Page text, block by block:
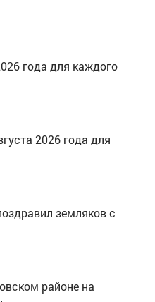
года для каждого
2026 года для
земляков с
районе на